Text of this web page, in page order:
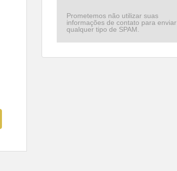
Prometemos não utilizar suas
informações de contato para enviar
qualquer tipo de SPAM.